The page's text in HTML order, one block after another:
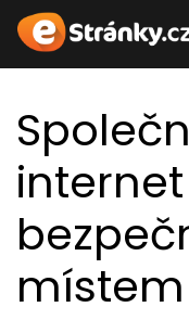
internet
místem